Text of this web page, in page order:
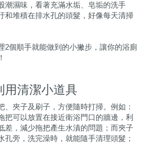
潮濕味，看著充滿水垢、皂垢的洗手
和堆積在排水孔的頭髮，好像每天清掃
2個順手就能做到的小撇步，讓你的浴廁
用清潔小道具
、夾子及刷子，方便隨時打掃。例如：
把可以放置在接近衛浴門口的牆邊，利
差，減少拖把產生水漬的問題；而夾子
孔旁，洗完澡時，就能隨手清理頭髮；